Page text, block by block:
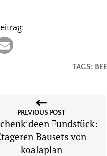
TAGS:
PREVIOUS POST
Fundstück:
Bausets von
koalaplan